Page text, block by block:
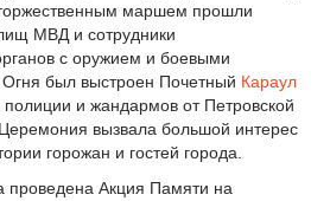
маршем прошли
МВД и сотрудники
с оружием и боевыми
был выстроен Почетный Караул
и жандармов от Петровской
вызвала большой интерес
горожан и гостей города.
проведена Акция Памяти на